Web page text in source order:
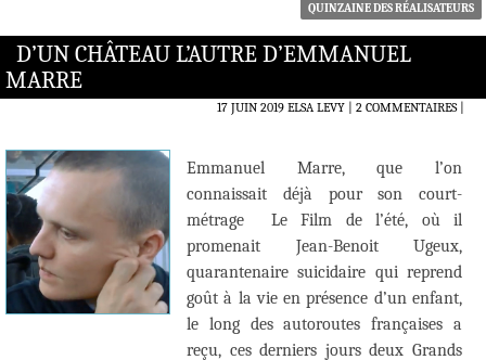
QUINZAINE DES RÉALISATEURS
D’UN CHÂTEAU L’AUTRE D’EMMANUEL
MARRE
17 JUIN 2019 ELSA LEVY 2 COMMENTAIRES|
Emmanuel Marre, que l’on
connaissait déjà pour son court-
métrage Le Film de l’été, où il
promenait Jean-Benoit Ugeux,
quarantenaire suicidaire qui reprend
goût à la vie en présence d’un enfant,
le long des autoroutes françaises a
reçu, ces derniers jours deux Grands